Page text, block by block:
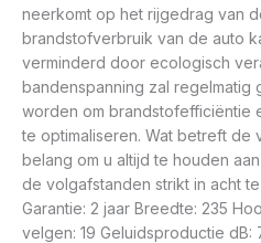
neerkomt op het rijgedrag van
brandstofverbruik van de auto
verminderd door ecologisch
bandenspanning zal regelmatig
worden om brandstofefficiëntie
te optimaliseren. Wat betreft de
belang om u altijd te houden
de volgafstanden strikt in acht
Garantie: 2 jaar Breedte: 235
velgen: 19 Geluidsproductie dB: